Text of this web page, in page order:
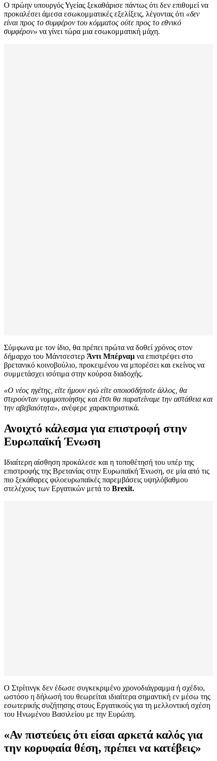
Ο πρώην υπουργός Υγείας ξεκαθάρισε πάντως ότι δεν επιθυμεί να
προκαλέσει άμεσα εσωκομματικές εξελίξεις, λέγοντας ότι «δεν
είναι προς το συμφέρον του κόμματος ούτε προς το εθνικό
συμφέρον» να γίνει τώρα μια εσωκομματική μάχη.
Σύμφωνα με τον ίδιο, θα πρέπει πρώτα να δοθεί χρόνος στον
δήμαρχο του Μάντσεστερ Άντι Μπέρναμ να επιστρέψει στο
βρετανικό κοινοβούλιο, προκειμένου να μπορέσει και εκείνος να
συμμετάσχει ισότιμα στην κούρσα διαδοχής.
«Ο νέος ηγέτης, είτε ήμουν εγώ είτε οποιοσδήποτε άλλος, θα
στερούνταν νομιμοποίησης και έτσι θα παρατείναμε την αστάθεια και
την αβεβαιότητα», ανέφερε χαρακτηριστικά.
Ανοιχτό κάλεσμα για επιστροφή στην
Ευρωπαϊκή Ένωση
Ιδιαίτερη αίσθηση προκάλεσε και η τοποθέτησή του υπέρ της
επιστροφής της Βρετανίας στην Ευρωπαϊκή Ένωση, σε μία από τις
πιο ξεκάθαρες φιλοευρωπαϊκές παρεμβάσεις υψηλόβαθμου
στελέχους των Εργατικών μετά το Brexit.
Ο Στρίτινγκ δεν έδωσε συγκεκριμένο χρονοδιάγραμμα ή σχέδιο,
ωστόσο η δήλωσή του θεωρείται ιδιαίτερα σημαντική εν μέσω της
εσωτερικής συζήτησης στους Εργατικούς για τη μελλοντική σχέση
του Ηνωμένου Βασιλείου με την Ευρώπη.
«Αν πιστεύεις ότι είσαι αρκετά καλός για
την κορυφαία θέση, πρέπει να κατέβεις»